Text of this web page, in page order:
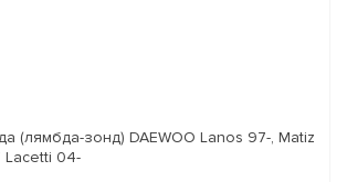
(лямбда-зонд) DAEWOO Lanos 97-, Matiz
Lacetti 04-